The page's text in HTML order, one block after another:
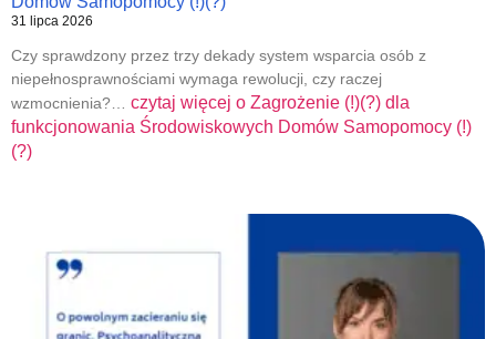
31 lipca 2026
Czy sprawdzony przez trzy dekady system wsparcia osób z
niepełnosprawnościami wymaga rewolucji, czy raczej
wzmocnienia?… czytaj więcej o Zagrożenie (!)(?) dla
funkcjonowania Środowiskowych Domów Samopomocy (!)
(?)